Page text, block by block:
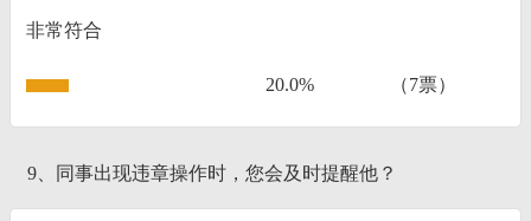
非常符合
20.0% （7票）
9、同事出现违章操作时，您会及时提醒他？